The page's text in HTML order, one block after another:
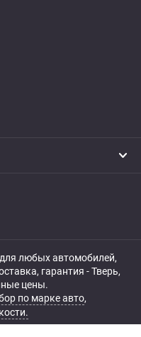
любых автомобилей,
гарантия - Тверь,
цены.
по марке авто,